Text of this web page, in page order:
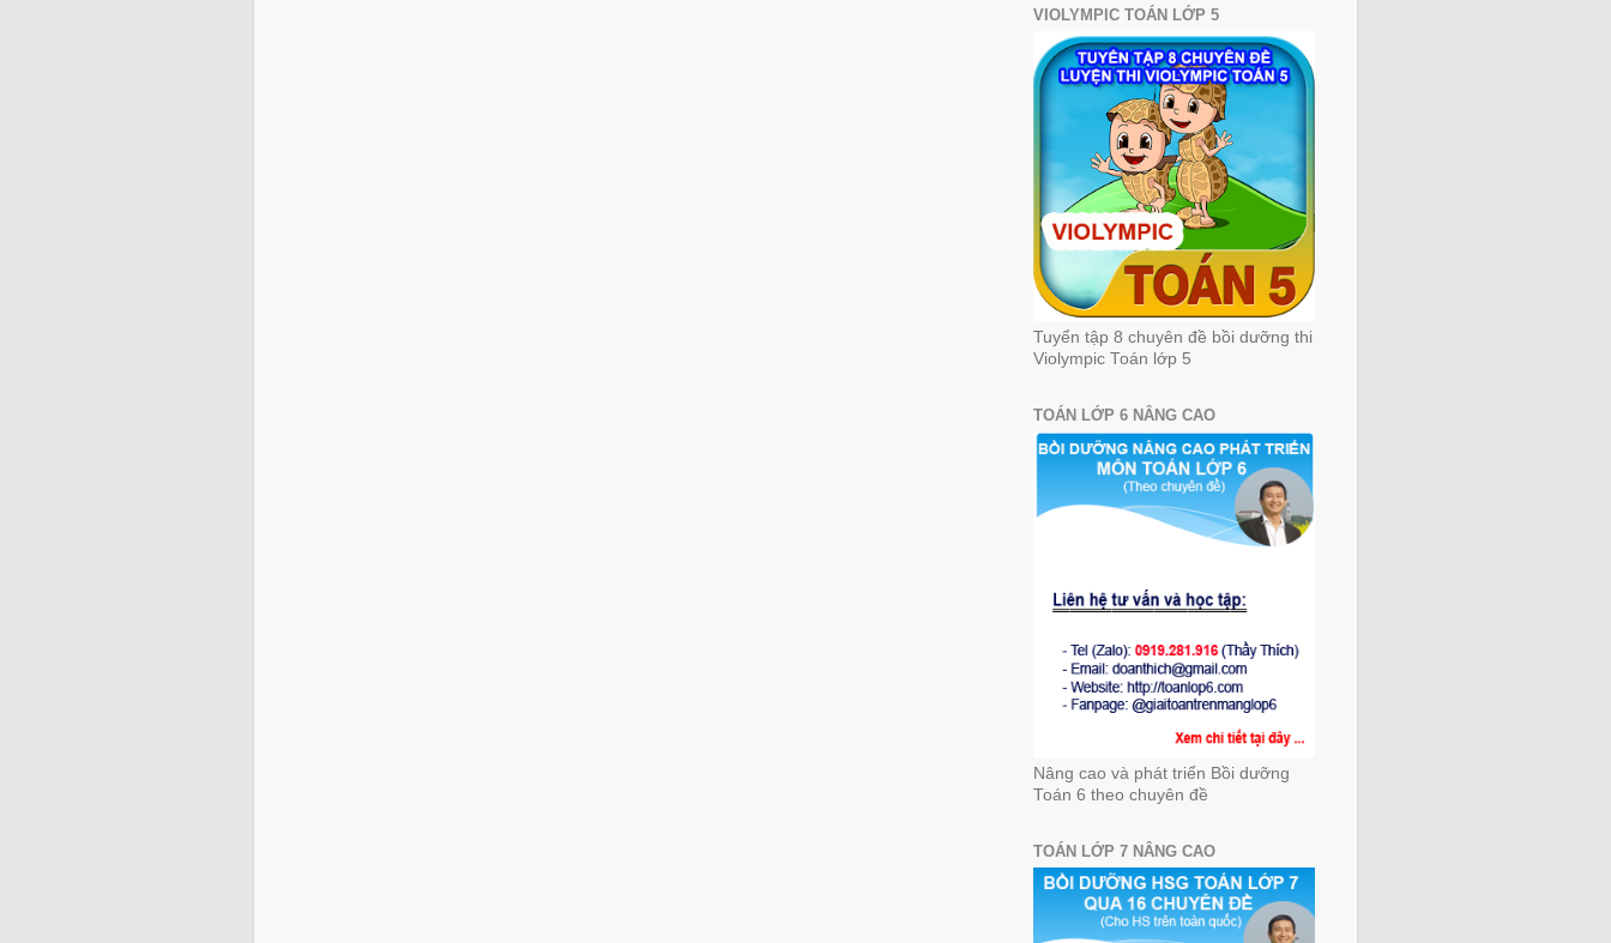
VIOLYMPIC TOÁN LỚP 5
Tuyển tập 8 chuyên đề bồi dưỡng thi
Violympic Toán lớp 5
TOÁN LỚP 6 NÂNG CAO
Nâng cao và phát triển Bồi dưỡng
Toán 6 theo chuyên đề
TOÁN LỚP 7 NÂNG CAO